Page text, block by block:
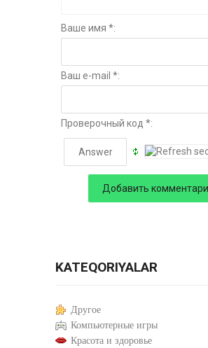
Ваше имя *:
Ваш e-mail *:
Проверочный код *:
KATEQORIYALAR
Другое
Компьютерные игры
Красота и здоровье